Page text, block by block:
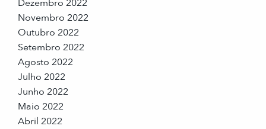
Dezembro 2022
Novembro 2022
Outubro 2022
Setembro 2022
Agosto 2022
Julho 2022
Junho 2022
Maio 2022
Abril 2022